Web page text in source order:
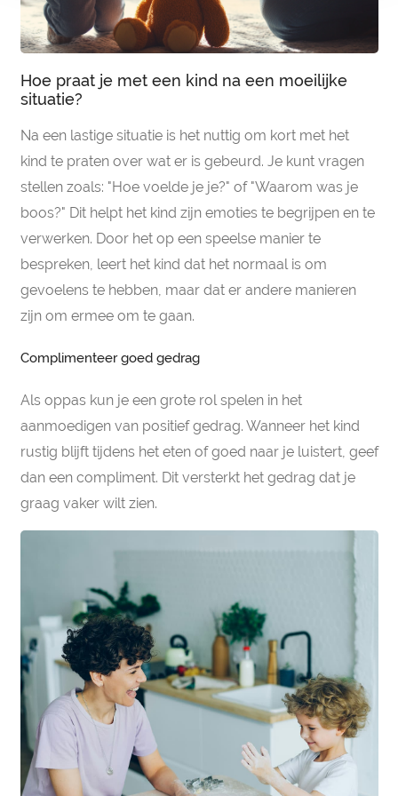
Hoe praat je met een kind na een moeilijke
situatie?
Na een lastige situatie is het nuttig om kort met het
kind te praten over wat er is gebeurd. Je kunt vragen
stellen zoals: "Hoe voelde je je?" of "Waarom was je
boos?" Dit helpt het kind zijn emoties te begrijpen en te
verwerken. Door het op een speelse manier te
bespreken, leert het kind dat het normaal is om
gevoelens te hebben, maar dat er andere manieren
zijn om ermee om te gaan.
Complimenteer goed gedrag
Als oppas kun je een grote rol spelen in het
aanmoedigen van positief gedrag. Wanneer het kind
rustig blijft tijdens het eten of goed naar je luistert, geef
dan een compliment. Dit versterkt het gedrag dat je
graag vaker wilt zien.